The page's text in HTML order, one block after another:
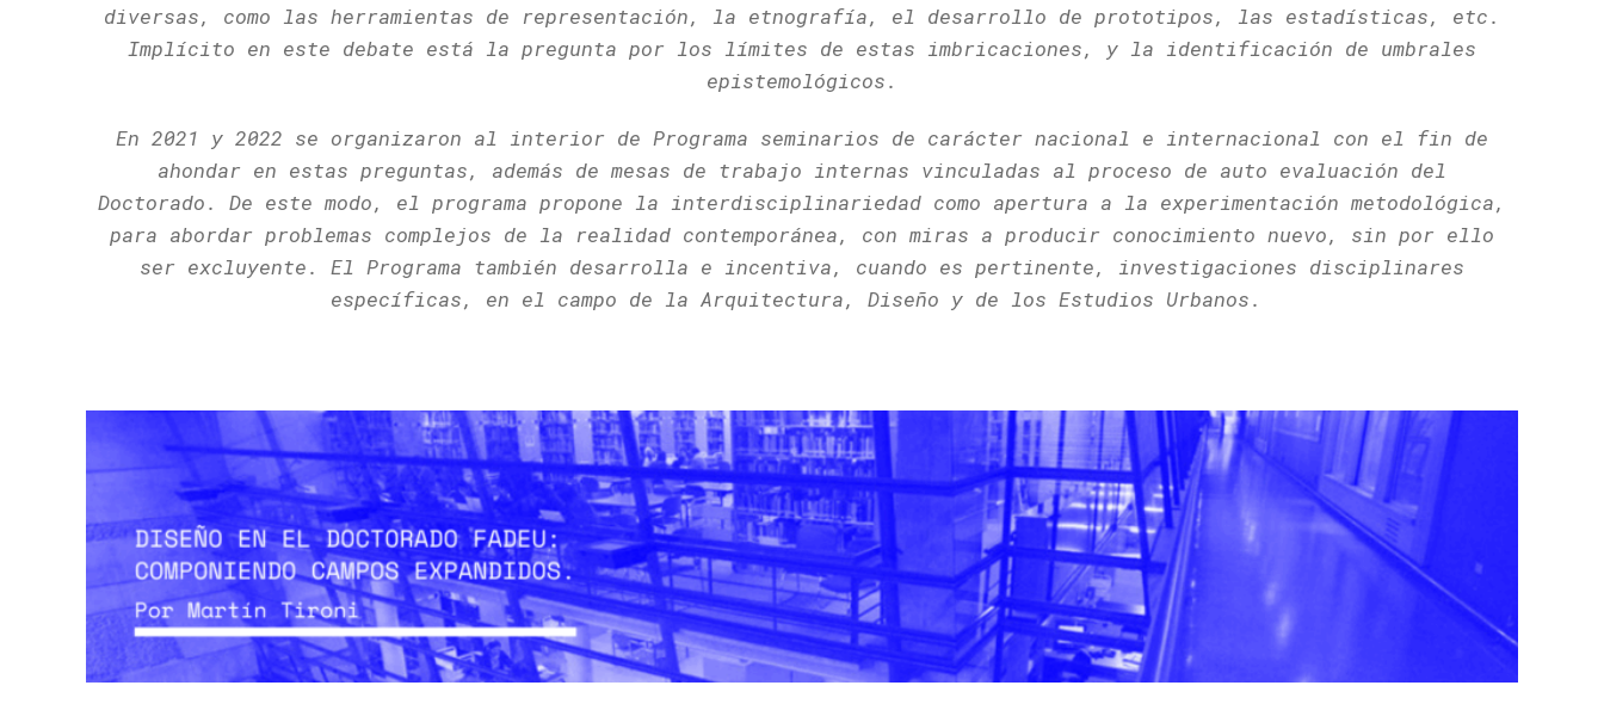
diversas, como las herramientas de representación, la etnografía, el desarrollo de prototipos, las estadísticas, etc.
Implícito en este debate está la pregunta por los límites de estas imbricaciones, y la identificación de umbrales
epistemológicos.
En 2021 y 2022 se organizaron al interior de Programa seminarios de carácter nacional e internacional con el fin de
ahondar en estas preguntas, además de mesas de trabajo internas vinculadas al proceso de auto evaluación del
Doctorado. De este modo, el programa propone la interdisciplinariedad como apertura a la experimentación metodológica,
para abordar problemas complejos de la realidad contemporánea, con miras a producir conocimiento nuevo, sin por ello
ser excluyente. El Programa también desarrolla e incentiva, cuando es pertinente, investigaciones disciplinares
específicas, en el campo de la Arquitectura, Diseño y de los Estudios Urbanos.